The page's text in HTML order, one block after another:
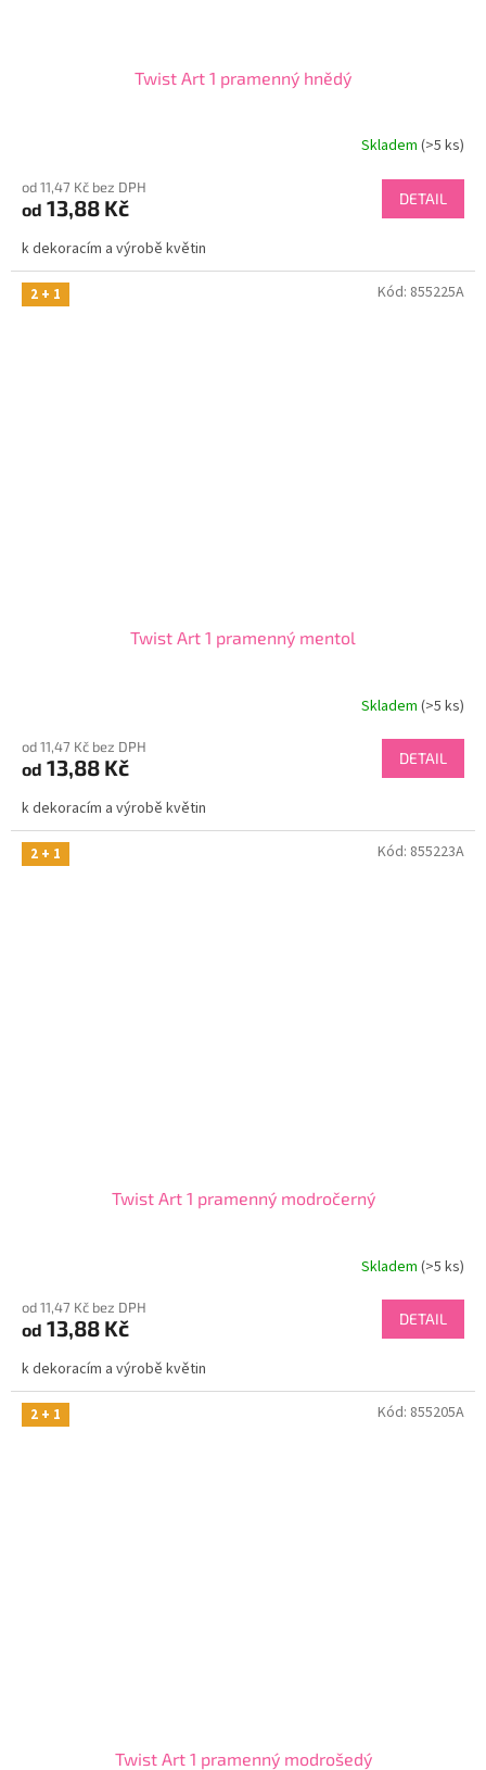
Twist Art 1 pramenný hnědý
Skladem (>5 ks)
od 11,47 Kč bez DPH
od 13,88 Kč DETAIL
k dekoracím a výrobě květin
2 + 1
Twist Art 1 pramenný mentol
Skladem (>5 ks)
od 11,47 Kč bez DPH
od 13,88 Kč DETAIL
k dekoracím a výrobě květin
Kód: 855225A
2 + 1
Twist Art 1 pramenný modročerný
Skladem (>5 ks)
od 11,47 Kč bez DPH
od 13,88 Kč DETAIL
k dekoracím a výrobě květin
Kód: 855223A
2 + 1
Twist Art 1 pramenný modrošedý
Kód: 855205A